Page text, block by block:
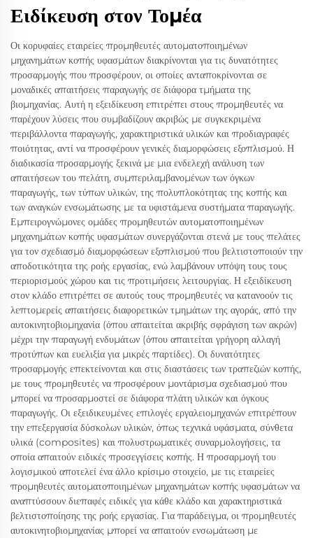
Ειδίκευση στον Τομέα
Οι κορυφαίες εταιρείες προμηθευτές αυτοματοποιημένων
μηχανημάτων κοπής υφασμάτων διακρίνονται για τις δυνατότητες
προσαρμογής που προσφέρουν, οι οποίες ανταποκρίνονται σε
μοναδικές απαιτήσεις παραγωγής σε διάφορα τμήματα της
βιομηχανίας. Αυτή η εξειδίκευση επιτρέπει στους προμηθευτές να
παρέχουν λύσεις που συμβαδίζουν ακριβώς με συγκεκριμένα
περιβάλλοντα παραγωγής, χαρακτηριστικά υλικών και προδιαγραφές
ποιότητας, αντί να προσφέρουν γενικές διαμορφώσεις εξοπλισμού. Η
διαδικασία προσαρμογής ξεκινά με μια ενδελεχή ανάλυση των
απαιτήσεων του πελάτη, συμπεριλαμβανομένων των όγκων
παραγωγής, των τύπων υλικών, της πολυπλοκότητας της κοπής και
των αναγκών ενσωμάτωσης με τα υφιστάμενα συστήματα παραγωγής.
Εμπειρογνώμονες ομάδες προμηθευτών αυτοματοποιημένων
μηχανημάτων κοπής υφασμάτων συνεργάζονται στενά με τους πελάτες
για τον σχεδιασμό διαμορφώσεων εξοπλισμού που βελτιστοποιούν την
αποδοτικότητα της ροής εργασίας, ενώ λαμβάνουν υπόψη τους τους
περιορισμούς χώρου και τις προτιμήσεις λειτουργίας. Η εξειδίκευση
στον κλάδο επιτρέπει σε αυτούς τους προμηθευτές να κατανοούν τις
λεπτομερείς απαιτήσεις διαφορετικών τμημάτων της αγοράς, από την
αυτοκινητοβιομηχανία (όπου απαιτείται ακριβής σφράγιση των ακρών)
μέχρι την παραγωγή ενδυμάτων (όπου απαιτείται γρήγορη αλλαγή
προτύπων και ευελιξία για μικρές παρτίδες). Οι δυνατότητες
προσαρμογής επεκτείνονται και στις διαστάσεις των τραπεζιών κοπής,
με τους προμηθευτές να προσφέρουν μοντάρισμα σχεδιασμού που
μπορεί να προσαρμοστεί σε διάφορα πλάτη υλικών και όγκους
παραγωγής. Οι εξειδικευμένες επιλογές εργαλειομηχανών επιτρέπουν
την επεξεργασία δύσκολων υλικών, όπως τεχνικά υφάσματα, σύνθετα
υλικά (composites) και πολυστρωματικές συναρμολογήσεις, τα
οποία απαιτούν ειδικές προσεγγίσεις κοπής. Η προσαρμογή του
λογισμικού αποτελεί ένα άλλο κρίσιμο στοιχείο, με τις εταιρείες
προμηθευτές αυτοματοποιημένων μηχανημάτων κοπής υφασμάτων να
αναπτύσσουν διεπαφές ειδικές για κάθε κλάδο και χαρακτηριστικά
βελτιστοποίησης της ροής εργασίας. Για παράδειγμα, οι προμηθευτές
αυτοκινητοβιομηχανίας μπορεί να απαιτούν ενσωμάτωση με